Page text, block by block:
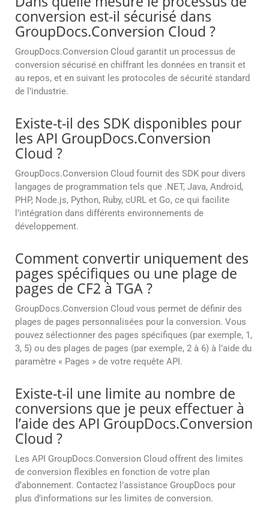
conversion est-il sécurisé dans
GroupDocs.Conversion Cloud ?
GroupDocs.Conversion Cloud garantit un processus de
conversion sécurisé en chiffrant les données en transit et
au repos, et en suivant les protocoles de sécurité standard
de l’industrie.
Existe-t-il des SDK disponibles pour
les API GroupDocs.Conversion
Cloud ?
GroupDocs.Conversion Cloud fournit des SDK pour divers
langages de programmation tels que .NET, Java, Android,
PHP, Node.js, Python, Ruby, cURL et Go, ce qui facilite
l’intégration dans différents environnements de
développement.
Comment convertir uniquement des
pages spécifiques ou une plage de
pages de CF2 à TGA ?
GroupDocs.Conversion Cloud vous permet de définir des
plages de pages personnalisées pour la conversion. Vous
pouvez sélectionner des pages spécifiques (par exemple, 1,
3, 5) ou des plages de pages (par exemple, 2 à 6) à l’aide du
paramètre « Pages » de votre requête API.
Existe-t-il une limite au nombre de
conversions que je peux effectuer à
l’aide des API GroupDocs.Conversion
Cloud ?
Les API GroupDocs.Conversion Cloud offrent des limites
de conversion flexibles en fonction de votre plan
d’abonnement. Contactez l’assistance GroupDocs pour
plus d’informations sur les limites de conversion.